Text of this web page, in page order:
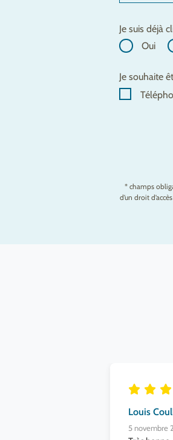
Je suis déjà
Oui
Je souhaite
* champs
d’un droit
Louis
5 novembre